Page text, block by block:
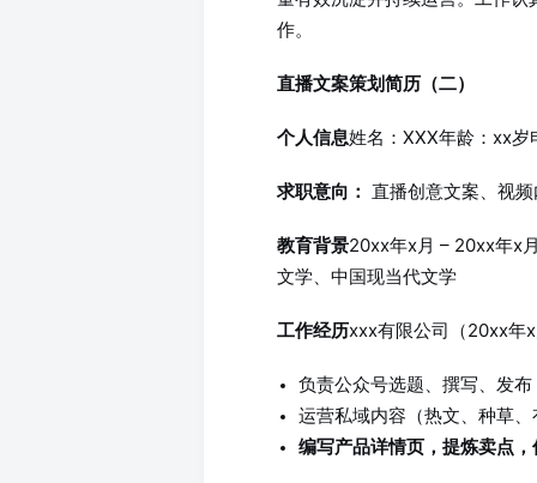
作。
直播文案策划简历（二）
个人信息姓名：XXX年龄：xx
求职意向： 直播创意文案、视
教育背景20xx年x月 – 20xx年x
文学、中国现当代文学
工作经历xxx有限公司（20xx年
负责公众号选题、撰写、发
运营私域内容（热文、种草
编写产品详情页，提炼卖点